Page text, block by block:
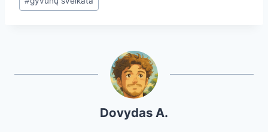
Dovydas A.